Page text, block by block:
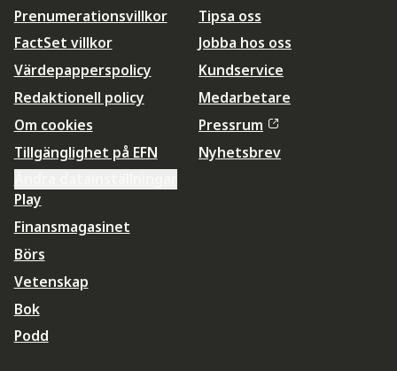
Prenumerationsvillkor
FactSet villkor
Värdepapperspolicy
Redaktionell policy
Om cookies
Tillgänglighet på EFN
Tipsa oss
Jobba hos oss
Kundservice
Medarbetare
Pressrum
Nyhetsbrev
Play
Finansmagasinet
Börs
Vetenskap
Bok
Podd